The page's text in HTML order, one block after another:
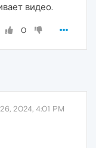
видео.
0
2024, 4:01 PM